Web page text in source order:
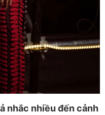
nhắc nhiều đến cảnh